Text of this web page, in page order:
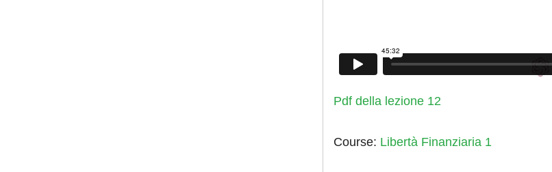
Pdf della lezione 12
Course: Libertà Finanziaria 1